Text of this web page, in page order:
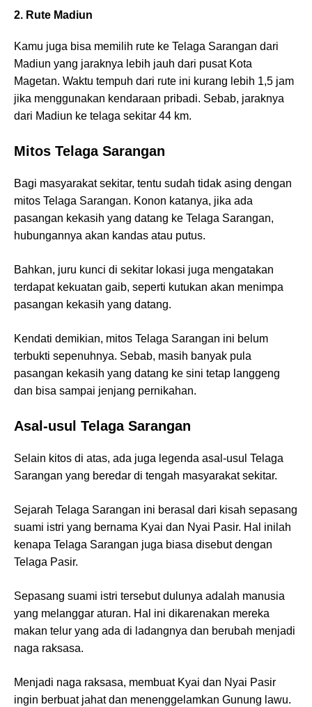
2. Rute Madiun
Kamu juga bisa memilih rute ke Telaga Sarangan dari
Madiun yang jaraknya lebih jauh dari pusat Kota
Magetan. Waktu tempuh dari rute ini kurang lebih 1,5 jam
jika menggunakan kendaraan pribadi. Sebab, jaraknya
dari Madiun ke telaga sekitar 44 km.
Mitos Telaga Sarangan
Bagi masyarakat sekitar, tentu sudah tidak asing dengan
mitos Telaga Sarangan. Konon katanya, jika ada
pasangan kekasih yang datang ke Telaga Sarangan,
hubungannya akan kandas atau putus.
Bahkan, juru kunci di sekitar lokasi juga mengatakan
terdapat kekuatan gaib, seperti kutukan akan menimpa
pasangan kekasih yang datang.
Kendati demikian, mitos Telaga Sarangan ini belum
terbukti sepenuhnya. Sebab, masih banyak pula
pasangan kekasih yang datang ke sini tetap langgeng
dan bisa sampai jenjang pernikahan.
Asal-usul Telaga Sarangan
Selain kitos di atas, ada juga legenda asal-usul Telaga
Sarangan yang beredar di tengah masyarakat sekitar.
Sejarah Telaga Sarangan ini berasal dari kisah sepasang
suami istri yang bernama Kyai dan Nyai Pasir. Hal inilah
kenapa Telaga Sarangan juga biasa disebut dengan
Telaga Pasir.
Sepasang suami istri tersebut dulunya adalah manusia
yang melanggar aturan. Hal ini dikarenakan mereka
makan telur yang ada di ladangnya dan berubah menjadi
naga raksasa.
Menjadi naga raksasa, membuat Kyai dan Nyai Pasir
ingin berbuat jahat dan menenggelamkan Gunung lawu.